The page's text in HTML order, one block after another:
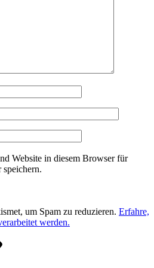
Website in diesem Browser für
speichern.
um Spam zu reduzieren. Erfahre,
werden.